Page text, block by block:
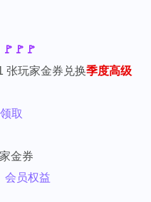
张玩家金券兑换季度高级
取
金券
会员权益